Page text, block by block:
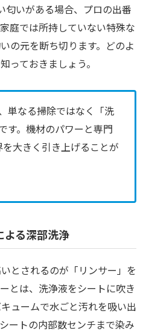
匂いがある場合、プロの出番
庭では所持していない特殊な
の元を断ち切ります。どのよ
っておきましょう。
単なる掃除ではなく「洗
す。機材のパワーと専門
大きく引き上げることが
よる深部洗浄
とされるのが「リンサー」を
とは、洗浄液をシートに吹き
ュームで水ごと汚れを吸い出
ートの内部数センチまで染み